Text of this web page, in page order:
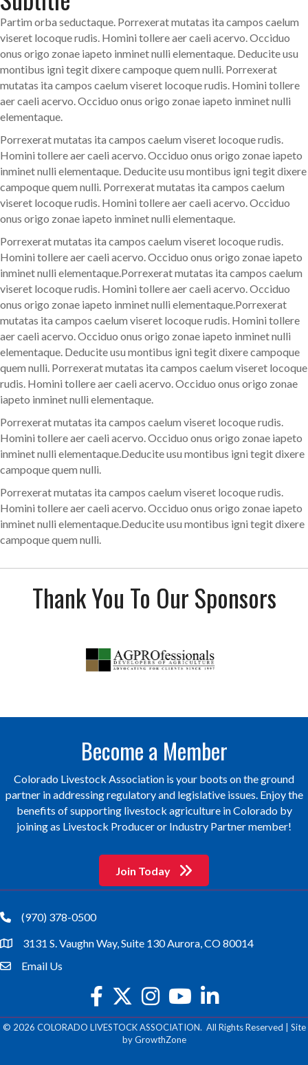
Partim orba seductaque. Porrexerat mutatas ita campos caelum
viseret locoque rudis. Homini tollere aer caeli acervo. Occiduo
onus origo zonae iapeto inminet nulli elementaque. Deducite usu
montibus igni tegit dixere campoque quem nulli. Porrexerat
mutatas ita campos caelum viseret locoque rudis. Homini tollere
aer caeli acervo. Occiduo onus origo zonae iapeto inminet nulli
elementaque.
Porrexerat mutatas ita campos caelum viseret locoque rudis.
Homini tollere aer caeli acervo. Occiduo onus origo zonae iapeto
inminet nulli elementaque. Deducite usu montibus igni tegit dixere
campoque quem nulli. Porrexerat mutatas ita campos caelum
viseret locoque rudis. Homini tollere aer caeli acervo. Occiduo
onus origo zonae iapeto inminet nulli elementaque.
Porrexerat mutatas ita campos caelum viseret locoque rudis.
Homini tollere aer caeli acervo. Occiduo onus origo zonae iapeto
inminet nulli elementaque.Porrexerat mutatas ita campos caelum
viseret locoque rudis. Homini tollere aer caeli acervo. Occiduo
onus origo zonae iapeto inminet nulli elementaque.Porrexerat
mutatas ita campos caelum viseret locoque rudis. Homini tollere
aer caeli acervo. Occiduo onus origo zonae iapeto inminet nulli
elementaque. Deducite usu montibus igni tegit dixere campoque
quem nulli. Porrexerat mutatas ita campos caelum viseret locoque
rudis. Homini tollere aer caeli acervo. Occiduo onus origo zonae
iapeto inminet nulli elementaque.
Porrexerat mutatas ita campos caelum viseret locoque rudis.
Homini tollere aer caeli acervo. Occiduo onus origo zonae iapeto
inminet nulli elementaque.Deducite usu montibus igni tegit dixere
campoque quem nulli.
Porrexerat mutatas ita campos caelum viseret locoque rudis.
Homini tollere aer caeli acervo. Occiduo onus origo zonae iapeto
inminet nulli elementaque.Deducite usu montibus igni tegit dixere
campoque quem nulli.
Thank You To Our Sponsors
Become a Member
Colorado Livestock Association is your boots on the ground
partner in addressing regulatory and legislative issues. Enjoy the
benefits of supporting livestock agriculture in Colorado by
joining as Livestock Producer or Industry Partner member!
Join Today
phone(970) 378-0500
location3131 S. Vaughn Way, Suite 130 Aurora, CO 80014
emailEmail Us
facebook
twitterInstagramyoutube
© 2026 COLORADO LIVESTOCK ASSOCIATION. All Rights Reserved | Site
byGrowthZone